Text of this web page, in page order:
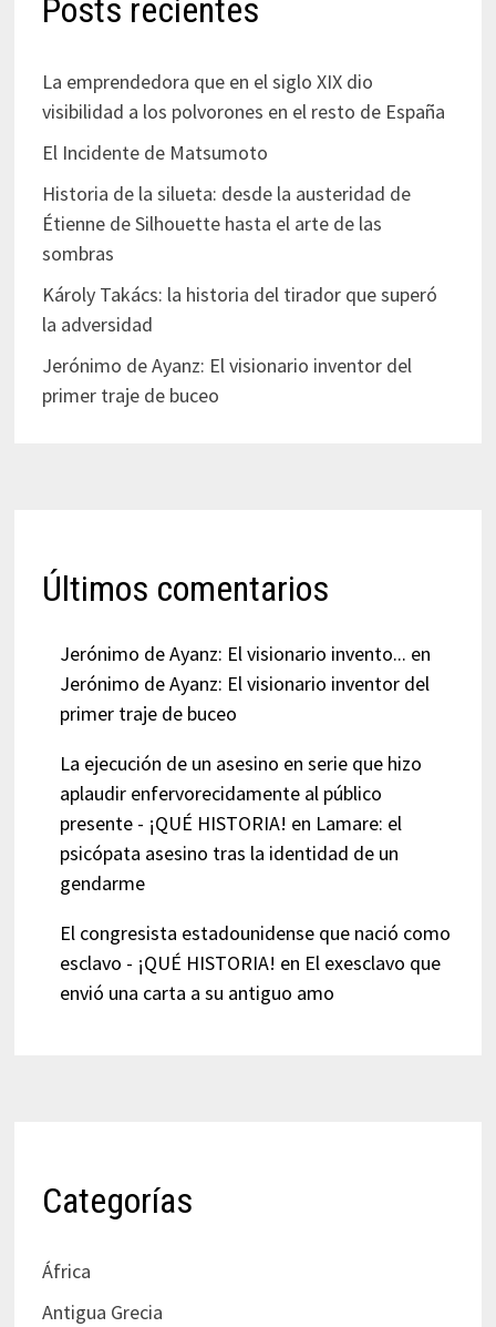
Posts recientes
La emprendedora que en el siglo XIX dio
visibilidad a los polvorones en el resto de España
El Incidente de Matsumoto
Historia de la silueta: desde la austeridad de
Étienne de Silhouette hasta el arte de las
sombras
Károly Takács: la historia del tirador que superó
la adversidad
Jerónimo de Ayanz: El visionario inventor del
primer traje de buceo
Últimos comentarios
Jerónimo de Ayanz: El visionario invento... en
Jerónimo de Ayanz: El visionario inventor del
primer traje de buceo
La ejecución de un asesino en serie que hizo
aplaudir enfervorecidamente al público
presente - ¡QUÉ HISTORIA! en Lamare: el
psicópata asesino tras la identidad de un
gendarme
El congresista estadounidense que nació como
esclavo - ¡QUÉ HISTORIA! en El exesclavo que
envió una carta a su antiguo amo
Categorías
África
Antigua Grecia